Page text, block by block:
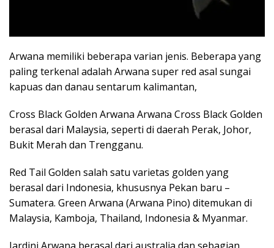
Arwana memiliki beberapa varian jenis. Beberapa yang
paling terkenal adalah Arwana super red asal sungai
kapuas dan danau sentarum kalimantan,
Cross Black Golden Arwana Arwana Cross Black Golden
berasal dari Malaysia, seperti di daerah Perak, Johor,
Bukit Merah dan Trengganu.
Red Tail Golden salah satu varietas golden yang
berasal dari Indonesia, khususnya Pekan baru –
Sumatera. Green Arwana (Arwana Pino) ditemukan di
Malaysia, Kamboja, Thailand, Indonesia & Myanmar.